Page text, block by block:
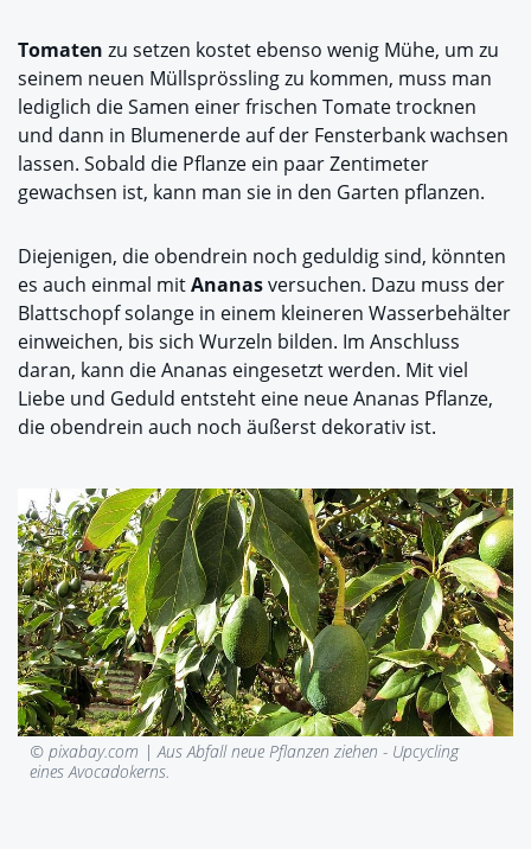
Tomaten zu setzen kostet ebenso wenig Mühe, um zu
seinem neuen Müllsprössling zu kommen, muss man
lediglich die Samen einer frischen Tomate trocknen
und dann in Blumenerde auf der Fensterbank wachsen
lassen. Sobald die Pflanze ein paar Zentimeter
gewachsen ist, kann man sie in den Garten pflanzen.
Diejenigen, die obendrein noch geduldig sind, könnten
es auch einmal mitAnanasversuchen. Dazu muss der
Blattschopf solange in einem kleineren Wasserbehälter
einweichen, bis sich Wurzeln bilden. Im Anschluss
daran, kann die Ananas eingesetzt werden. Mit viel
Liebe und Geduld entsteht eine neue Ananas Pflanze,
die obendrein auch noch äußerst dekorativ ist.
© pixabay.com | Aus Abfall neue Pflanzen ziehen - Upcycling
eines Avocadokerns.